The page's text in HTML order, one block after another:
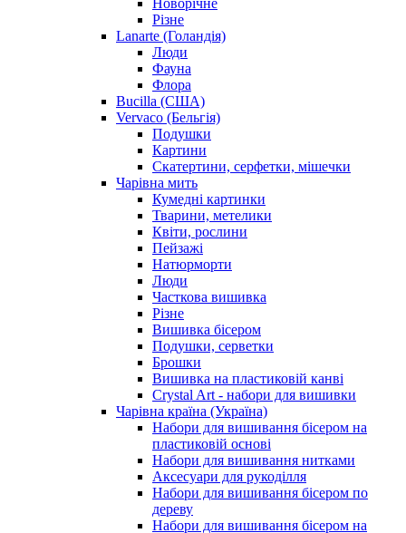
Різне
Lanarte (Голандія)
Люди
Фауна
Флора
Bucilla (США)
Vervaco (Бельгія)
Подушки
Картини
Скатертини, серфетки, мішечки
Чарiвна мить
Кумедні картинки
Тварини, метелики
Квіти, рослини
Пейзажі
Натюрморти
Люди
Часткова вишивка
Різне
Вишивка бісером
Подушки, серветки
Брошки
Вишивка на пластиковій канві
Crystal Art - набори для вишивки
Чарівна країна (Україна)
Набори для вишивання бісером на
пластиковій основі
Набори для вишивання нитками
Аксесуари для рукоділля
Набори для вишивання бісером по
дереву
Набори для вишивання бісером на